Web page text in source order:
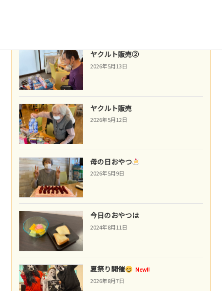
ヤクルト販売②
2026年5月13日
ヤクルト販売
2026年5月12日
母の日おやつ
2026年5月9日
今日のおやつは
2024年8月11日
夏祭り開催
New!!
2026年8月7日